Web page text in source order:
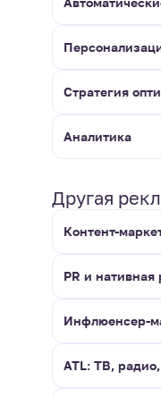
Стратегия
Аналитика
Другая
Контент-
PR и нативная
Инфлюенсер-
ATL: ТВ,